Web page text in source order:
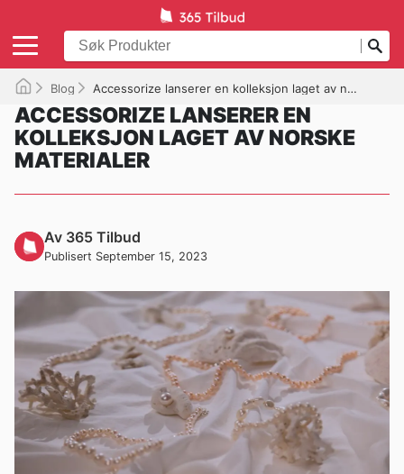
Blog Accessorize lanserer en kolleksjon laget av norske materialer
ACCESSORIZE LANSERER EN
KOLLEKSJON LAGET AV NORSKE
MATERIALER
Av 365 Tilbud
Publisert September 15, 2023